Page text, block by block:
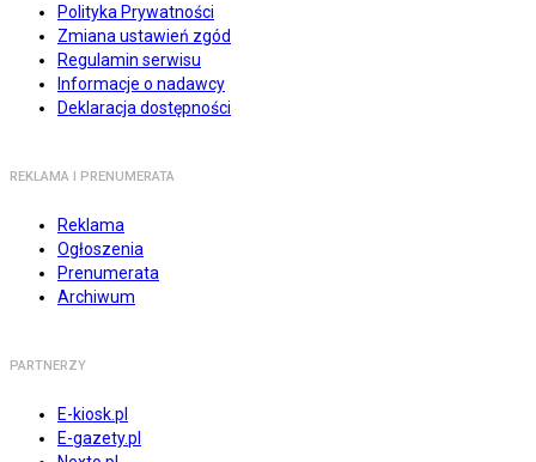
Polityka Prywatności
Zmiana ustawień zgód
Regulamin serwisu
Informacje o nadawcy
Deklaracja dostępności
REKLAMA I PRENUMERATA
Reklama
Ogłoszenia
Prenumerata
Archiwum
PARTNERZY
E-kiosk.pl
E-gazety.pl